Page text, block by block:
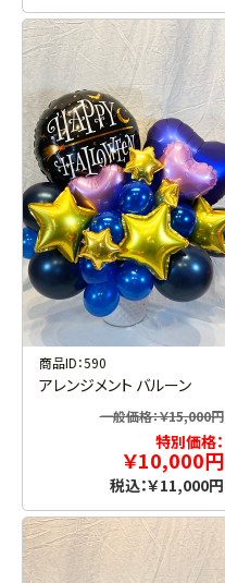
商品ID：590
アレンジメント バルーン
一般価格：￥15,000円
特別価格：
￥10,000円
税込：￥11,000円